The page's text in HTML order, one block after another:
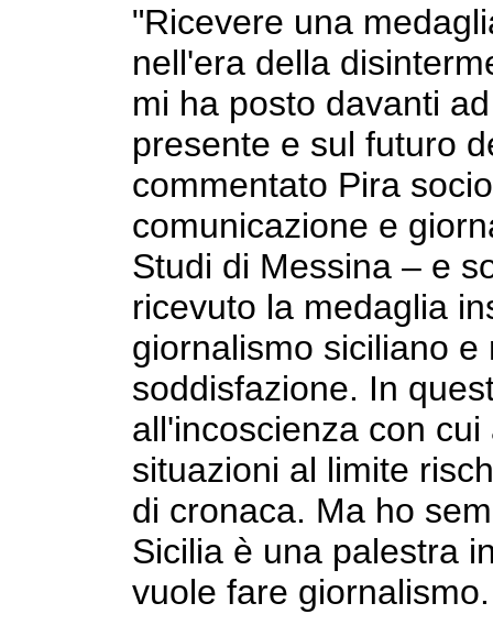
"Ricevere una
nell'era della
mi ha posto davanti
presente e sul futuro
commentato Pira
comunicazione e
Studi di Messina – e
ricevuto la medaglia
giornalismo siciliano
soddisfazione. In
all'incoscienza con
situazioni al limite
di cronaca. Ma ho
Sicilia è una palestra
vuole fare giornalismo.